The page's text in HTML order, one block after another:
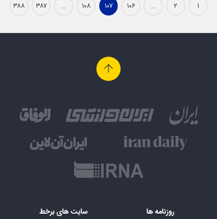
۱ ۲ ... ۱۰۶ ۱۰۷ ۱۰۸ ... ۳۸۷ ۳۸۸
روزنامه ها سایت های برخط